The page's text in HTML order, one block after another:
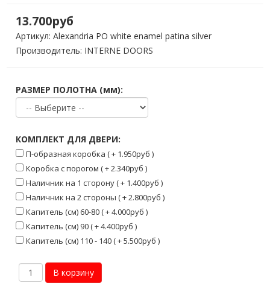
13.700руб
Артикул: Alexandria PO white enamel patina silver
Производитель: INTERNE DOORS
РАЗМЕР ПОЛОТНА (мм):
КОМПЛЕКТ ДЛЯ ДВЕРИ:
П-образная коробка ( + 1.950руб )
Коробка с порогом ( + 2.340руб )
Наличник на 1 сторону ( + 1.400руб )
Наличник на 2 стороны ( + 2.800руб )
Капитель (см) 60-80 ( + 4.000руб )
Капитель (см) 90 ( + 4.400руб )
Капитель (см) 110 - 140 ( + 5.500руб )